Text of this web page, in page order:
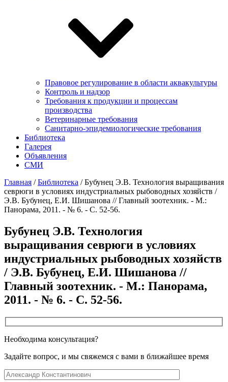
Правовое регулирование в области аквакультуры
Контроль и надзор
Требования к продукции и процессам
производства
Ветеринарные требования
Санитарно-эпидемиологические требования
Библиотека
Галерея
Объявления
СМИ
Главная /Библиотека /Бубунец Э.В. Технология выращивания
севрюги в условиях индустриальных рыбоводных хозяйств /
Э.В. Бубунец, Е.И. Шишанова // Главный зоотехник. - М.:
Панорама, 2011. - № 6. - С. 52-56.
Бубунец Э.В. Технология
выращивания севрюги в условиях
индустриальных рыбоводных хозяйств
/ Э.В. Бубунец, Е.И. Шишанова //
Главный зоотехник. - М.: Панорама,
2011. - № 6. - С. 52-56.
Необходима консультация?
Задайте вопрос, и мы свяжемся с вами в ближайшее время